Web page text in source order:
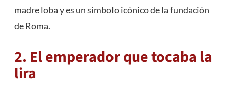
madre loba y es un símbolo icónico de la fundación
de Roma.
2. El emperador que tocaba la
lira